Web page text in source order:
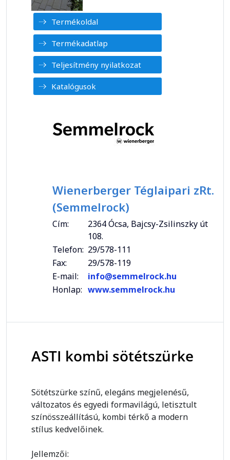
Termékoldal
Termékadatlap
Teljesítmény nyilatkozat
Katalógusok
Wienerberger Téglaipari zRt.
(Semmelrock)
Cím:
2364 Ócsa, Bajcsy-Zsilinszky út
108.
Telefon: 29/578-111
Fax:
29/578-119
E-mail:
info@semmelrock.hu
Honlap: www.semmelrock.hu
ASTI kombi sötétszürke
Sötétszürke színű, elegáns megjelenésű,
változatos és egyedi formavilágú, letisztult
színösszeállítású, kombi térkő a modern
stílus kedvelőinek.
Jellemzői: